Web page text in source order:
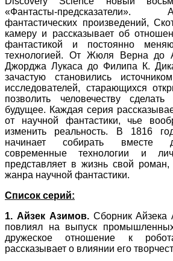
«Фантасты-
фантастических произведений,
камеру и рассказывает об
фантастикой и постоянно
технологией. От Жюля Верна до
Джорджа Лукаса до Филипа К.
зачастую становились
исследователей, старающихся
позволить человечеству
будущее. Каждая серия
от научной фантастики, чье
изменить реальность. В 1816
начинает собирать вместе
современные технологии и
представляет в жизнь свой
жанра научной фантастики.
Список серий:
1. Айзек Азимов.Сборник Айзека
повлиял на выпуск
дружеское отношение к
рассказывает о влиянии его